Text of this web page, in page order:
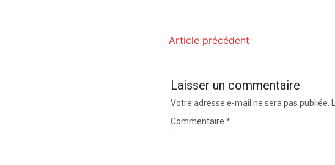
Article précédent
Laisser un commentaire
Votre adresse e-mail ne sera pas publiée.
Commentaire *